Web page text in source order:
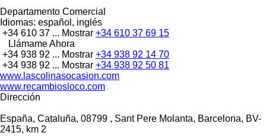
Departamento Comercial
Idiomas: español, inglés
+34 610 37 ... Mostrar +34 610 37 69 15
Llámame Ahora
+34 938 92 ... Mostrar +34 938 92 14 70
+34 938 92 ... Mostrar +34 938 92 50 81
www.lascolinasocasion.com
www.recambiosloco.com
Dirección
España, Cataluña, 08799 , Sant Pere Molanta, Barcelona, BV-
2415, km 2